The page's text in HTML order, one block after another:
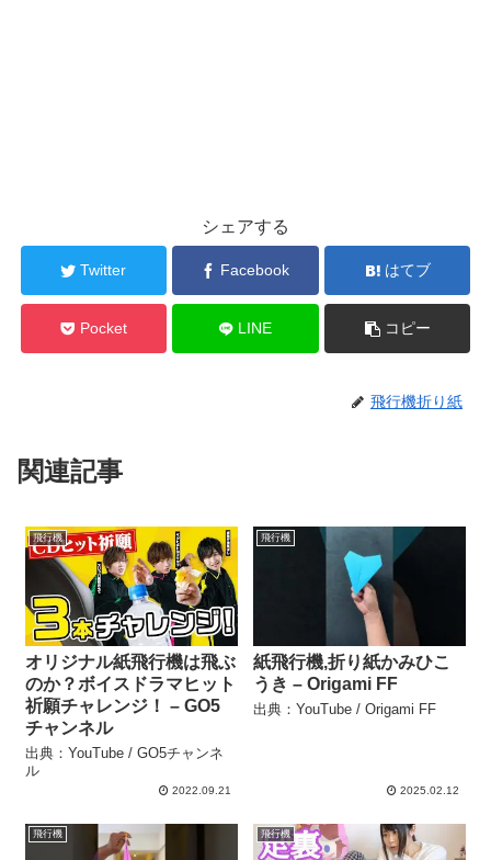
シェアする
Twitter Facebook はてブ
Pocket LINE コピー
飛行機折り紙
関連記事
飛行機
オリジナル紙飛行機は飛ぶ
のか？ボイスドラマヒット
祈願チャレンジ！ – GO5
チャンネル
出典：YouTube / GO5チャンネ
ル
2022.09.21
飛行機
紙飛行機,折り紙かみひこ
うき – Origami FF
出典：YouTube / Origami FF
2025.02.12
飛行機 飛行機